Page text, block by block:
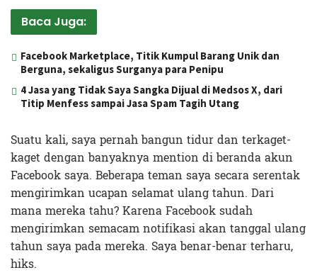
Baca Juga:
Facebook Marketplace, Titik Kumpul Barang Unik dan
Berguna, sekaligus Surganya para Penipu
4 Jasa yang Tidak Saya Sangka Dijual di Medsos X, dari
Titip Menfess sampai Jasa Spam Tagih Utang
Suatu kali, saya pernah bangun tidur dan terkaget-
kaget dengan banyaknya mention di beranda akun
Facebook saya. Beberapa teman saya secara serentak
mengirimkan ucapan selamat ulang tahun. Dari
mana mereka tahu? Karena Facebook sudah
mengirimkan semacam notifikasi akan tanggal ulang
tahun saya pada mereka. Saya benar-benar terharu,
hiks.